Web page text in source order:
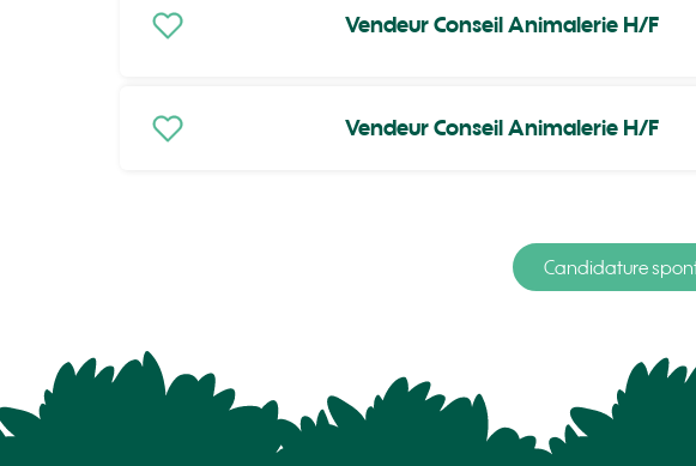
Vendeur Conseil Animalerie H/F
Vendeur Conseil Animalerie H/F
Candidature